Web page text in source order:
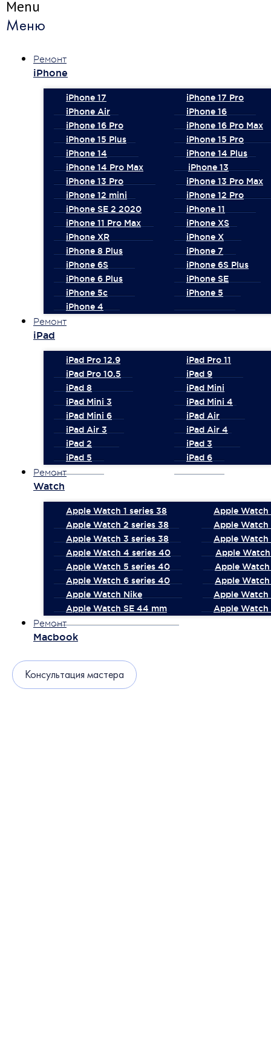
Menu
Меню
Ремонт
iPhone
iPhone 17
iPhone 17 Pro
iPhone Air
iPhone 16
iPhone 16 Pro
iPhone 16 Pro Max
iPhone 15 Plus
iPhone 15 Pro
iPhone 14
iPhone 14 Plus
iPhone 14 Pro Max
iPhone 13
iPhone 13 Pro
iPhone 13 Pro Max
iPhone 12 mini
iPhone 12 Pro
iPhone SE 2 2020
iPhone 11
iPhone 11 Pro Max
iPhone XS
iPhone XR
iPhone X
iPhone 8 Plus
iPhone 7
iPhone 6S
iPhone 6S Plus
iPhone 6 Plus
iPhone SE
iPhone 5c
iPhone 5
iPhone 4
Ремонт
iPad
iPad Pro 12.9
iPad Pro 11
iPad Pro 10.5
iPad 9
iPad 8
iPad Mini
iPad Mini 3
iPad Mini 4
iPad Mini 6
iPad Air
iPad Air 3
iPad Air 4
iPad 2
iPad 3
iPad 5
iPad 6
Ремонт
Watch
Apple Watch 1 series 38
Apple Watch
Apple Watch 2 series 38
Apple Watch
Apple Watch 3 series 38
Apple Watch
Apple Watch 4 series 40
Apple
Apple Watch 5 series 40
Apple
Apple Watch 6 series 40
Apple
Apple Watch Nike
Apple Watch
Apple Watch SE 44 mm
Apple Watch
Ремонт
Macbook
Консультация мастера